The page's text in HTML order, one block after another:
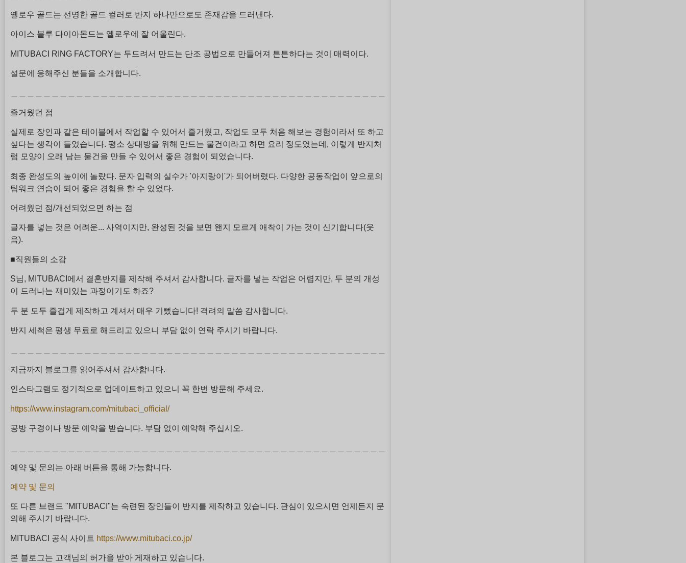
옐로우 골드는 선명한 골드 컬러로 반지 하나만으로도 존재감을 드러낸다.
아이스 블루 다이아몬드는 옐로우에 잘 어울린다.
MITUBACI RING FACTORY는 두드려서 만드는 단조 공법으로 만들어져 튼튼하다는 것이 매력이다.
설문에 응해주신 분들을 소개합니다.
즐거웠던 점
실제로 장인과 같은 테이블에서 작업할 수 있어서 즐거웠고, 작업도 모두 처음 해보는 경험이라서 또 하고
싶다는 생각이 들었습니다. 평소 상대방을 위해 만드는 물건이라고 하면 요리 정도였는데, 이렇게 반지처
럼 모양이 오래 남는 물건을 만들 수 있어서 좋은 경험이 되었습니다.
최종 완성도의 높이에 놀랐다. 문자 입력의 실수가 '아지랑이'가 되어버렸다. 다양한 공동작업이 앞으로의
팀워크 연습이 되어 좋은 경험을 할 수 있었다.
어려웠던 점/개선되었으면 하는 점
글자를 넣는 것은 어려운... 사역이지만, 완성된 것을 보면 왠지 모르게 애착이 가는 것이 신기합니다(웃
음).
■직원들의 소감
S님, MITUBACI에서 결혼반지를 제작해 주셔서 감사합니다. 글자를 넣는 작업은 어렵지만, 두 분의 개성
이 드러나는 재미있는 과정이기도 하죠?
두 분 모두 즐겁게 제작하고 계셔서 매우 기뻤습니다! 격려의 말씀 감사합니다.
반지 세척은 평생 무료로 해드리고 있으니 부담 없이 연락 주시기 바랍니다.
지금까지 블로그를 읽어주셔서 감사합니다.
인스타그램도 정기적으로 업데이트하고 있으니 꼭 한번 방문해 주세요.
https://www.instagram.com/mitubaci_official/
공방 구경이나 방문 예약을 받습니다. 부담 없이 예약해 주십시오.
예약 및 문의는 아래 버튼을 통해 가능합니다.
예약 및 문의
또 다른 브랜드 "MITUBACI"는 숙련된 장인들이 반지를 제작하고 있습니다. 관심이 있으시면 언제든지 문
의해 주시기 바랍니다.
MITUBACI 공식 사이트 https://www.mitubaci.co.jp/
본 블로그는 고객님의 허가을 받아 게재하고 있습니다.